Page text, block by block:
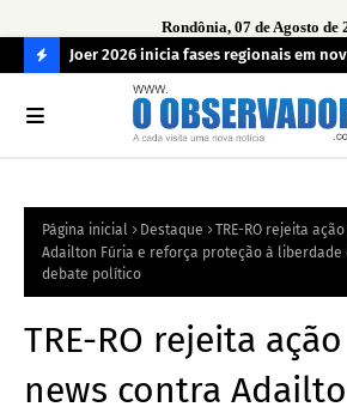
Rondônia, 07 de Agosto de
O
R
A
Joer 2026 inicia fases regionais em
de 7,3 mil participantes
Página inicial Destaque
TRE-RO rejeita
Adailton Fúria e reforça proteção à liberdade
debate político
TRE-RO rejeita
news contra